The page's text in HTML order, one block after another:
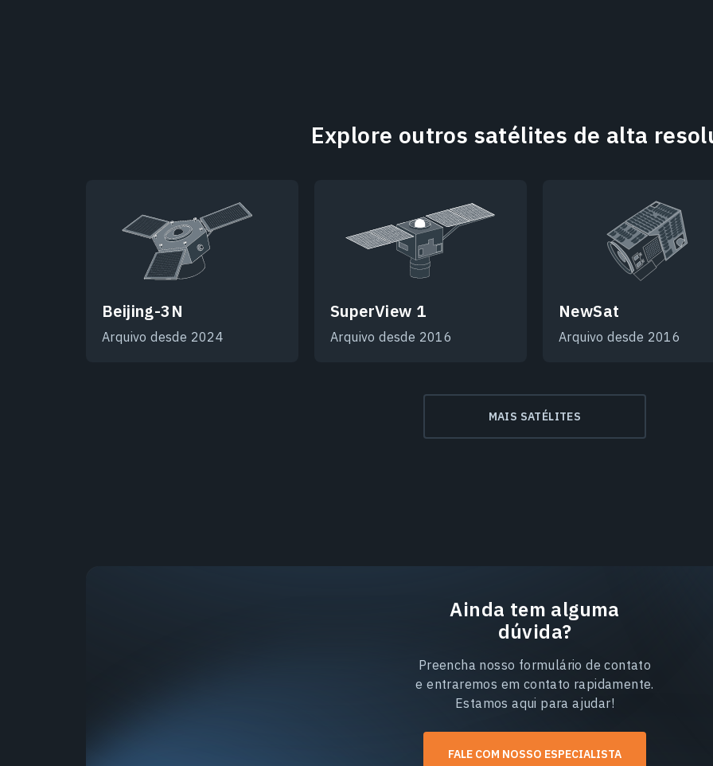
Explore outros satélites de alta
Beijing-3N
Arquivo desde 2024
SuperView 1
Arquivo desde 2016
NewSat
Arquivo desde 2016
MAIS SATÉLITES
Ainda tem alguma
dúvida?
Preencha nosso formulário de contato
e entraremos em contato rapidamente.
Estamos aqui para ajudar!
FALE COM NOSSO ESPECIALISTA